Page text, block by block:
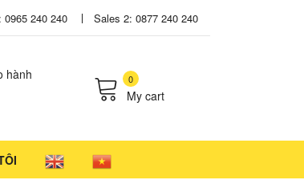
0965 240 240 Sales 2: 0877 240 240
hành 0
My cart